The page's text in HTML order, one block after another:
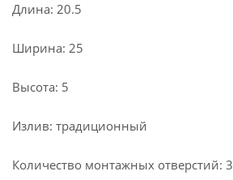
Длина: 20.5
Ширина: 25
Высота: 5
Излив: традиционный
Количество монтажных отверстий: 3